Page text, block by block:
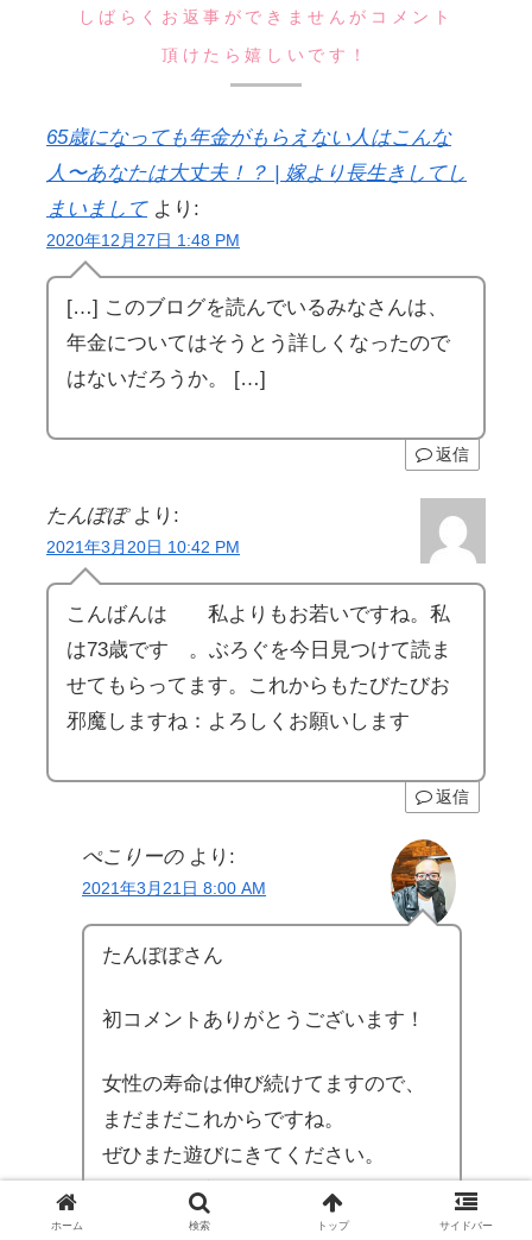
しばらくお返事ができませんがコメント
頂けたら嬉しいです！
65歳になっても年金がもらえない人はこんな
人〜あなたは大丈夫！？ | 嫁より長生きしてし
まいまして より:
2020年12月27日 1:48 PM
[…] このブログを読んでいるみなさんは、
年金についてはそうとう詳しくなったので
はないだろうか。 […]
返信
たんぽぽ より:
2021年3月20日 10:42 PM
こんばんは 私よりもお若いですね。私
は73歳です 。ぶろぐを今日見つけて読ま
せてもらってます。これからもたびたびお
邪魔しますね：よろしくお願いします
返信
ぺこりーの より:
2021年3月21日 8:00 AM
たんぽぽさん
初コメントありがとうございます！
女性の寿命は伸び続けてますので、
まだまだこれからですね。
ぜひまた遊びにきてください。
ほぼ毎日更新していますので！
ありがとうございました。
ホーム 検索 トップ サイドバー